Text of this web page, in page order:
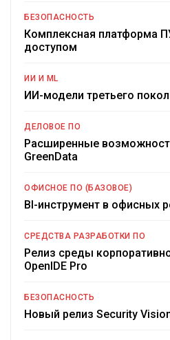
БЕЗОПАСНОСТЬ
Комплексная платформа
доступом
ИИ И ML
ИИ-модели третьего
ДЕЛОВОЕ ПО
Расширенные
GreenData
ОФИСНОЕ ПО (БАЗОВОЕ)
BI-инструмент в офисных
СРЕДСТВА РАЗРАБОТКИ ПО
Релиз среды
OpenIDE Pro
БЕЗОПАСНОСТЬ
Новый релиз Security